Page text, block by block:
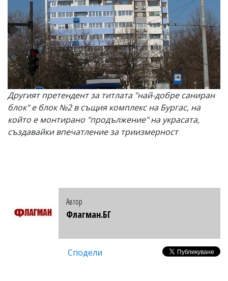
Другият претендент за титлата "най-добре саниран
блок" е блок №2 в същия комплекс на Бургас, на
който е монтирано "продължение" на украсата,
създавайки впечатление за триизмерност
Автор
Флагман.БГ
Сподели